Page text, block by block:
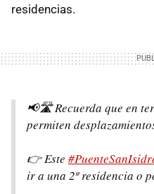
residencias.
📢🛣️ Recuerda que en
permiten
👉 Este
ir a una 2º residencia o